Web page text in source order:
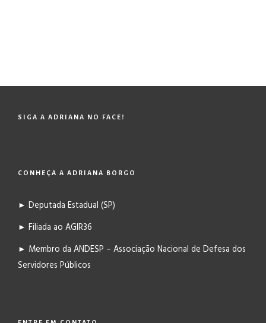
SIGA A ADRIANA NO FACE!
CONHEÇA A ADRIANA BORGO
► Deputada Estadual (SP)
► Filiada ao AGIR36
► Membro da ANDESP – Associação Nacional de Defesa dos
Servidores Públicos